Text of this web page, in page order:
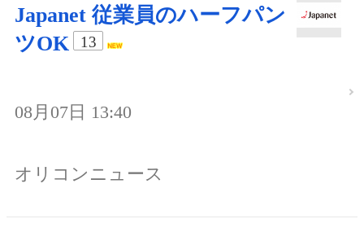
Japanet 従業員のハーフパン
ツOK
13
08月07日 13:40
オリコンニュース